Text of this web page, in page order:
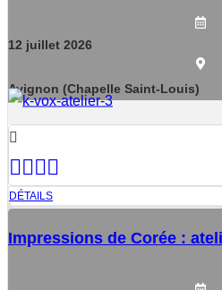
12 juillet 2026
Avignon (Chapelle Saint-Louis)
DÉTAILS
Impressions de Corée :